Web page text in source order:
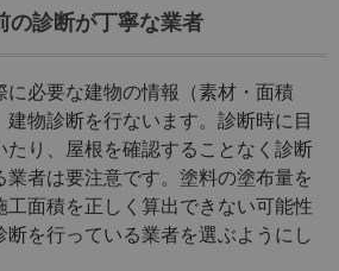
の診断が丁寧な業者
に必要な建物の情報（素材・面積
物診断を行ないます。診断時に目
たり、屋根を確認することなく診断
業者は要注意です。塗料の塗布量を
工面積を正しく算出できない可能性
断を行っている業者を選ぶようにし